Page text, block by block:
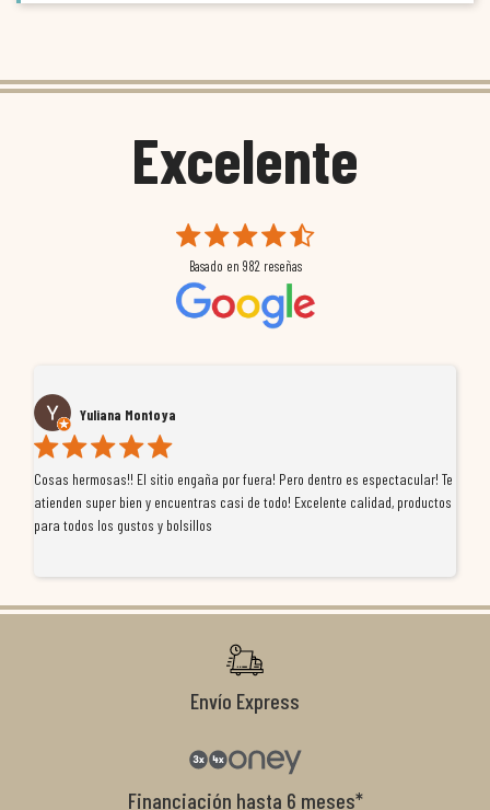
Excelente
Basado en 982 reseñas
Yuliana Montoya
Cosas hermosas!! El sitio engaña por fuera! Pero dentro es espectacular! Te
atienden super bien y encuentras casi de todo! Excelente calidad, productos
para todos los gustos y bolsillos
Envío Express
Financiación hasta 6 meses*